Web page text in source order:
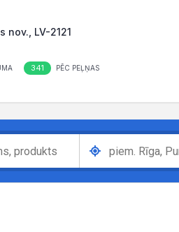
nov., LV-2121
341 PĒC PEĻŅAS